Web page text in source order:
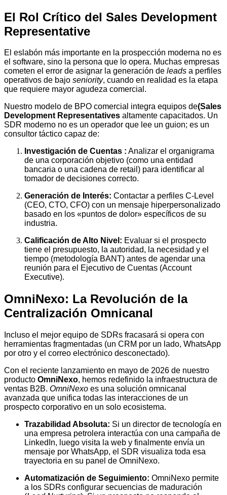
El Rol Crítico del Sales Development
Representative
El eslabón más importante en la prospección moderna no es
el software, sino la persona que lo opera. Muchas empresas
cometen el error de asignar la generación de leads a perfiles
operativos de bajo seniority, cuando en realidad es la etapa
que requiere mayor agudeza comercial.
Nuestro modelo de BPO comercial integra equipos de(Sales
Development Representatives altamente capacitados. Un
SDR moderno no es un operador que lee un guion; es un
consultor táctico capaz de:
Investigación de Cuentas : Analizar el organigrama
de una corporación objetivo (como una entidad
bancaria o una cadena de retail) para identificar al
tomador de decisiones correcto.
Generación de Interés: Contactar a perfiles C-Level
(CEO, CTO, CFO) con un mensaje hiperpersonalizado
basado en los «puntos de dolor» específicos de su
industria.
Calificación de Alto Nivel: Evaluar si el prospecto
tiene el presupuesto, la autoridad, la necesidad y el
tiempo (metodología BANT) antes de agendar una
reunión para el Ejecutivo de Cuentas (Account
Executive).
OmniNexo: La Revolución de la
Centralización Omnicanal
Incluso el mejor equipo de SDRs fracasará si opera con
herramientas fragmentadas (un CRM por un lado, WhatsApp
por otro y el correo electrónico desconectado).
Con el reciente lanzamiento en mayo de 2026 de nuestro
producto OmniNexo, hemos redefinido la infraestructura de
ventas B2B. OmniNexo es una solución omnicanal
avanzada que unifica todas las interacciones de un
prospecto corporativo en un solo ecosistema.
Trazabilidad Absoluta: Si un director de tecnología en
una empresa petrolera interactúa con una campaña de
LinkedIn, luego visita la web y finalmente envía un
mensaje por WhatsApp, el SDR visualiza toda esa
trayectoria en su panel de OmniNexo.
Automatización de Seguimiento: OmniNexo permite
a los SDRs configurar secuencias de maduración